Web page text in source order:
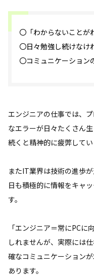
〇「わからないことが
〇日々勉強し続けなけ
〇コミュニケーション
エンジニアの仕事では、
なエラーが日々たくさん
続くと精神的に疲弊してい
またIT業界は技術の進歩
日も積極的に情報をキャ
す。
「エンジニア＝常にPC
しれませんが、実際には
確なコミュニケーション
あります。